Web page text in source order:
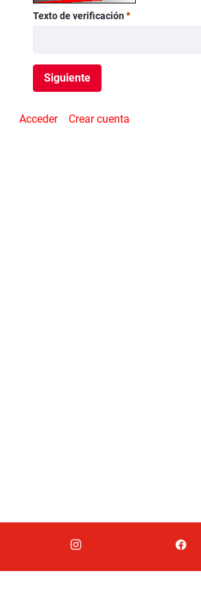
Texto de verificación
Requerido
Siguiente
Acceder Crear cuenta